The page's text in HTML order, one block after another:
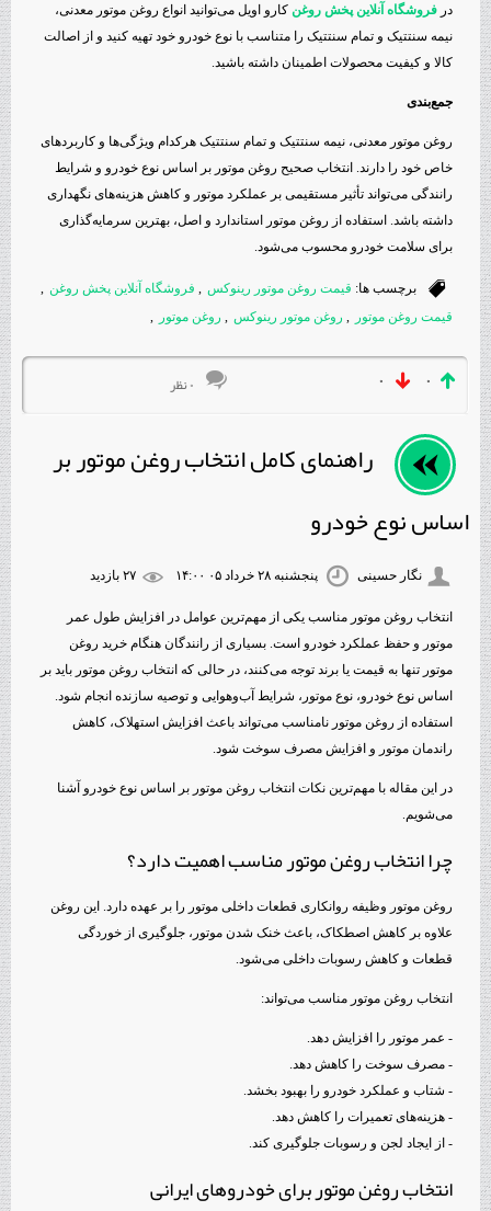
در فروشگاه آنلاین پخش روغن کارو اویل می‌توانید انواع روغن موتور معدنی،
نیمه سنتتیک و تمام سنتتیک را متناسب با نوع خودرو خود تهیه کنید و از اصالت
کالا و کیفیت محصولات اطمینان داشته باشید.
جمع‌بندی
روغن موتور معدنی، نیمه سنتتیک و تمام سنتتیک هرکدام ویژگی‌ها و کاربردهای
خاص خود را دارند. انتخاب صحیح روغن موتور بر اساس نوع خودرو و شرایط
رانندگی می‌تواند تأثیر مستقیمی بر عملکرد موتور و کاهش هزینه‌های نگهداری
داشته باشد. استفاده از روغن موتور استاندارد و اصل، بهترین سرمایه‌گذاری
برای سلامت خودرو محسوب می‌شود.
برچسب ها: قیمت روغن موتور رینوکس فروشگاه آنلاین پخش روغن
قیمت روغن موتور , روغن موتور رینوکس , روغن موتور ,
۰ ۰ ۰ نظر
راهنمای کامل انتخاب روغن موتور بر
اساس نوع خودرو
نگار حسینی پنجشنبه ۲۸ خرداد ۰۵ ۱۴:۰۰
انتخاب روغن موتور مناسب یکی از مهم‌ترین عوامل در افزایش طول عمر
موتور و حفظ عملکرد خودرو است. بسیاری از رانندگان هنگام خرید روغن
موتور تنها به قیمت یا برند توجه می‌کنند، در حالی که انتخاب روغن موتور باید بر
اساس نوع خودرو، نوع موتور، شرایط آب‌وهوایی و توصیه سازنده انجام شود.
استفاده از روغن موتور نامناسب می‌تواند باعث افزایش استهلاک، کاهش
راندمان موتور و افزایش مصرف سوخت شود.
در این مقاله با مهم‌ترین نکات انتخاب روغن موتور بر اساس نوع خودرو آشنا
می‌شویم.
چرا انتخاب روغن موتور مناسب اهمیت دارد؟
روغن موتور وظیفه روانکاری قطعات داخلی موتور را بر عهده دارد. این روغن
علاوه بر کاهش اصطکاک، باعث خنک شدن موتور، جلوگیری از خوردگی
قطعات و کاهش رسوبات داخلی می‌شود.
انتخاب روغن موتور مناسب می‌تواند:
- عمر موتور را افزایش دهد.
- مصرف سوخت را کاهش دهد.
- شتاب و عملکرد خودرو را بهبود بخشد.
- هزینه‌های تعمیرات را کاهش دهد.
- از ایجاد لجن و رسوبات جلوگیری کند.
انتخاب روغن موتور برای خودروهای ایرانی